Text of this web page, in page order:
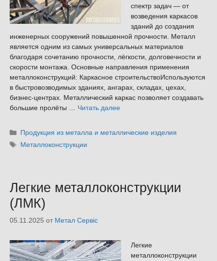
спектр задач — от
возведения каркасов
зданий до создания
инженерных сооружений повышенной прочности. Металл
является одним из самых универсальных материалов
благодаря сочетанию прочности, лёгкости, долговечности и
скорости монтажа. Основные направления применения
металлоконструкций: Каркасное строительствоИспользуются
в быстровозводимых зданиях, ангарах, складах, цехах,
бизнес-центрах. Металлический каркас позволяет создавать
большие пролёты … Читать далее
Рубрики
Продукция из металла и металлические изделия
Метки
Металлоконструкции
Легкие металлоконструкции
(ЛМК)
05.11.2025 от Метал Сервіс
Легкие
металлоконструкции